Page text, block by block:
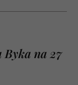
Byka na 27